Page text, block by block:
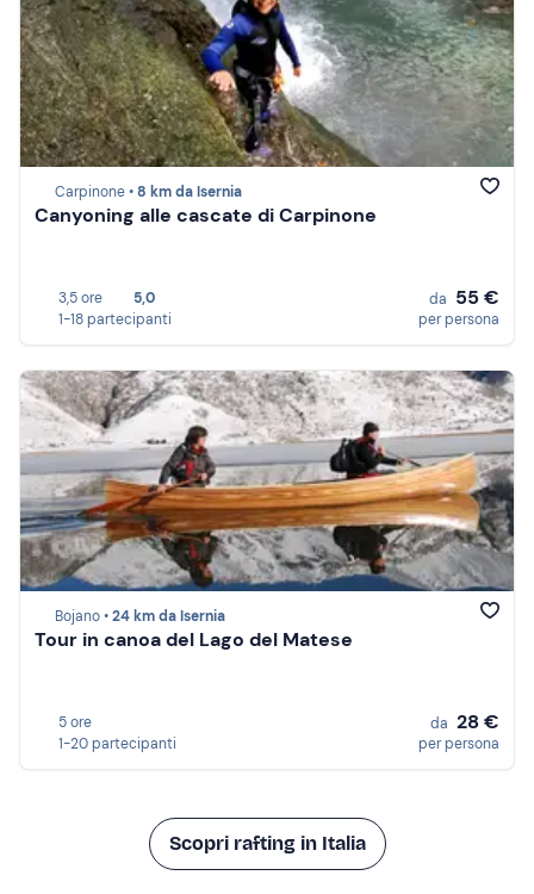
Carpinone •8 km da Isernia
Canyoning alle cascate di Carpinone
3,5 ore
5,0
1-18 partecipanti
da 55 €
per persona
Bojano •24 km da Isernia
Tour in canoa del Lago del Matese
5 ore
1-20 partecipanti
da 28 €
per persona
Scopri rafting in Italia